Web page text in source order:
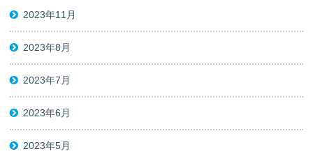
2023年11月
2023年8月
2023年7月
2023年6月
2023年5月